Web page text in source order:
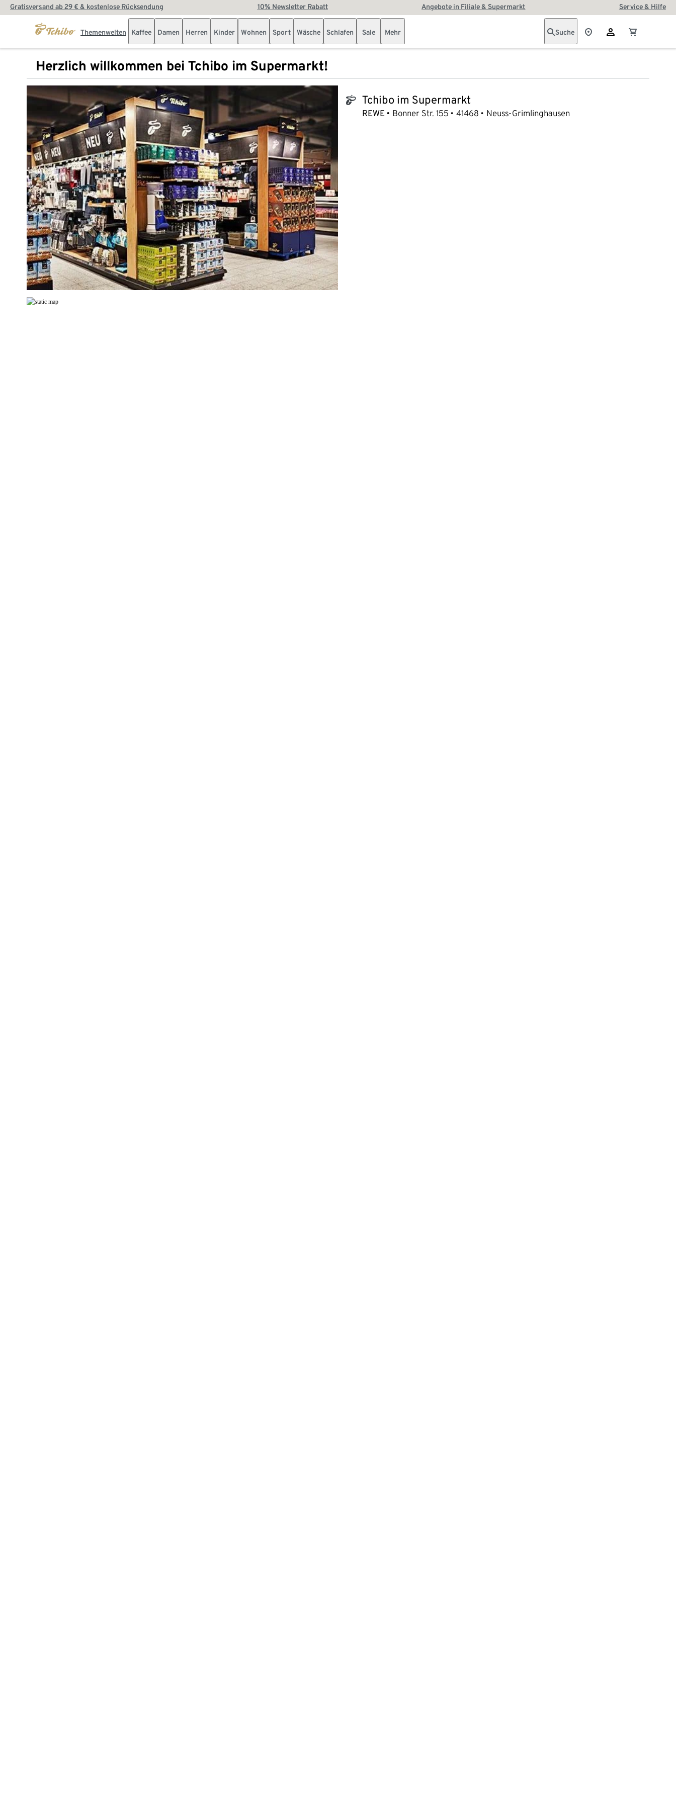
Gratisversand ab 29 € & kostenlose Rücksendung 10% Newsletter Rabatt Angebote in Filiale & Supermarkt Service & Hilfe
Themenwelten Kaffee Damen Herren Kinder Wohnen Sport Wäsche Schlafen Sale Mehr Suche
Herzlich willkommen bei Tchibo im Supermarkt!
tchibo_logo Tchibo im Supermarkt
REWE Bonner Str. 155 41468 Neuss-Grimlinghausen